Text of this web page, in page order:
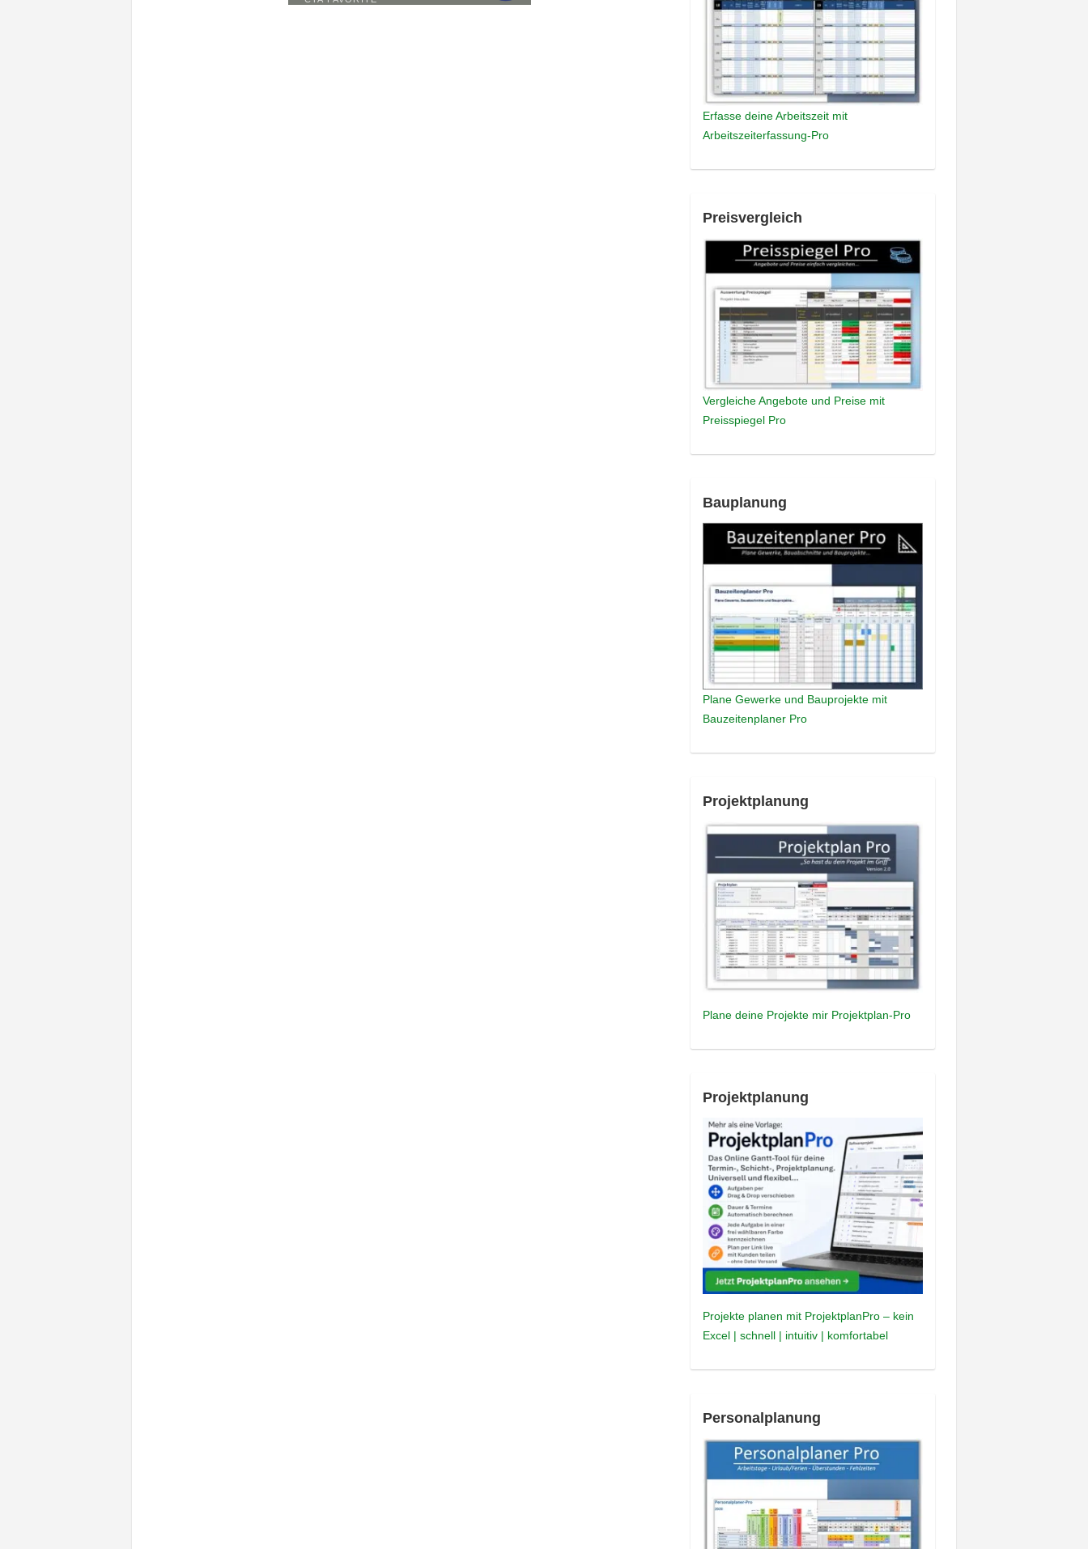
Erfasse deine Arbeitszeit mit
Arbeitszeiterfassung-Pro
Preisvergleich
Vergleiche Angebote und Preise mit
Preisspiegel Pro
Bauplanung
Plane Gewerke und Bauprojekte mit
Bauzeitenplaner Pro
Projektplanung
Plane deine Projekte mir Projektplan-Pro
Projektplanung
Projekte planen mit ProjektplanPro – kein
Excel | schnell | intuitiv | komfortabel
Personalplanung